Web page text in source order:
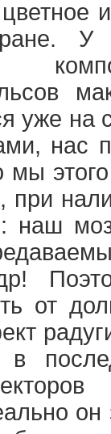
У
уже на
нас
мы
наш
от
он